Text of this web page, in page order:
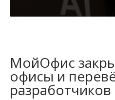
МойОфис
офисы и